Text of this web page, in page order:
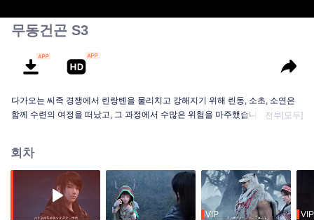
무동건곤 S3
다가오는 씨족 경쟁에서 린랑톈을 물리치고 강해지기 위해 린동, 소초, 소연은
함께 수련의 여정을 떠났고, 그 과정에서 수많은 위험을 마주했습니다. 소초의
통해, 그는 창조무술, 대황감옥천지(大黃減千指)를 획득했습니다!
전부[모두]
회차
VIP VIP